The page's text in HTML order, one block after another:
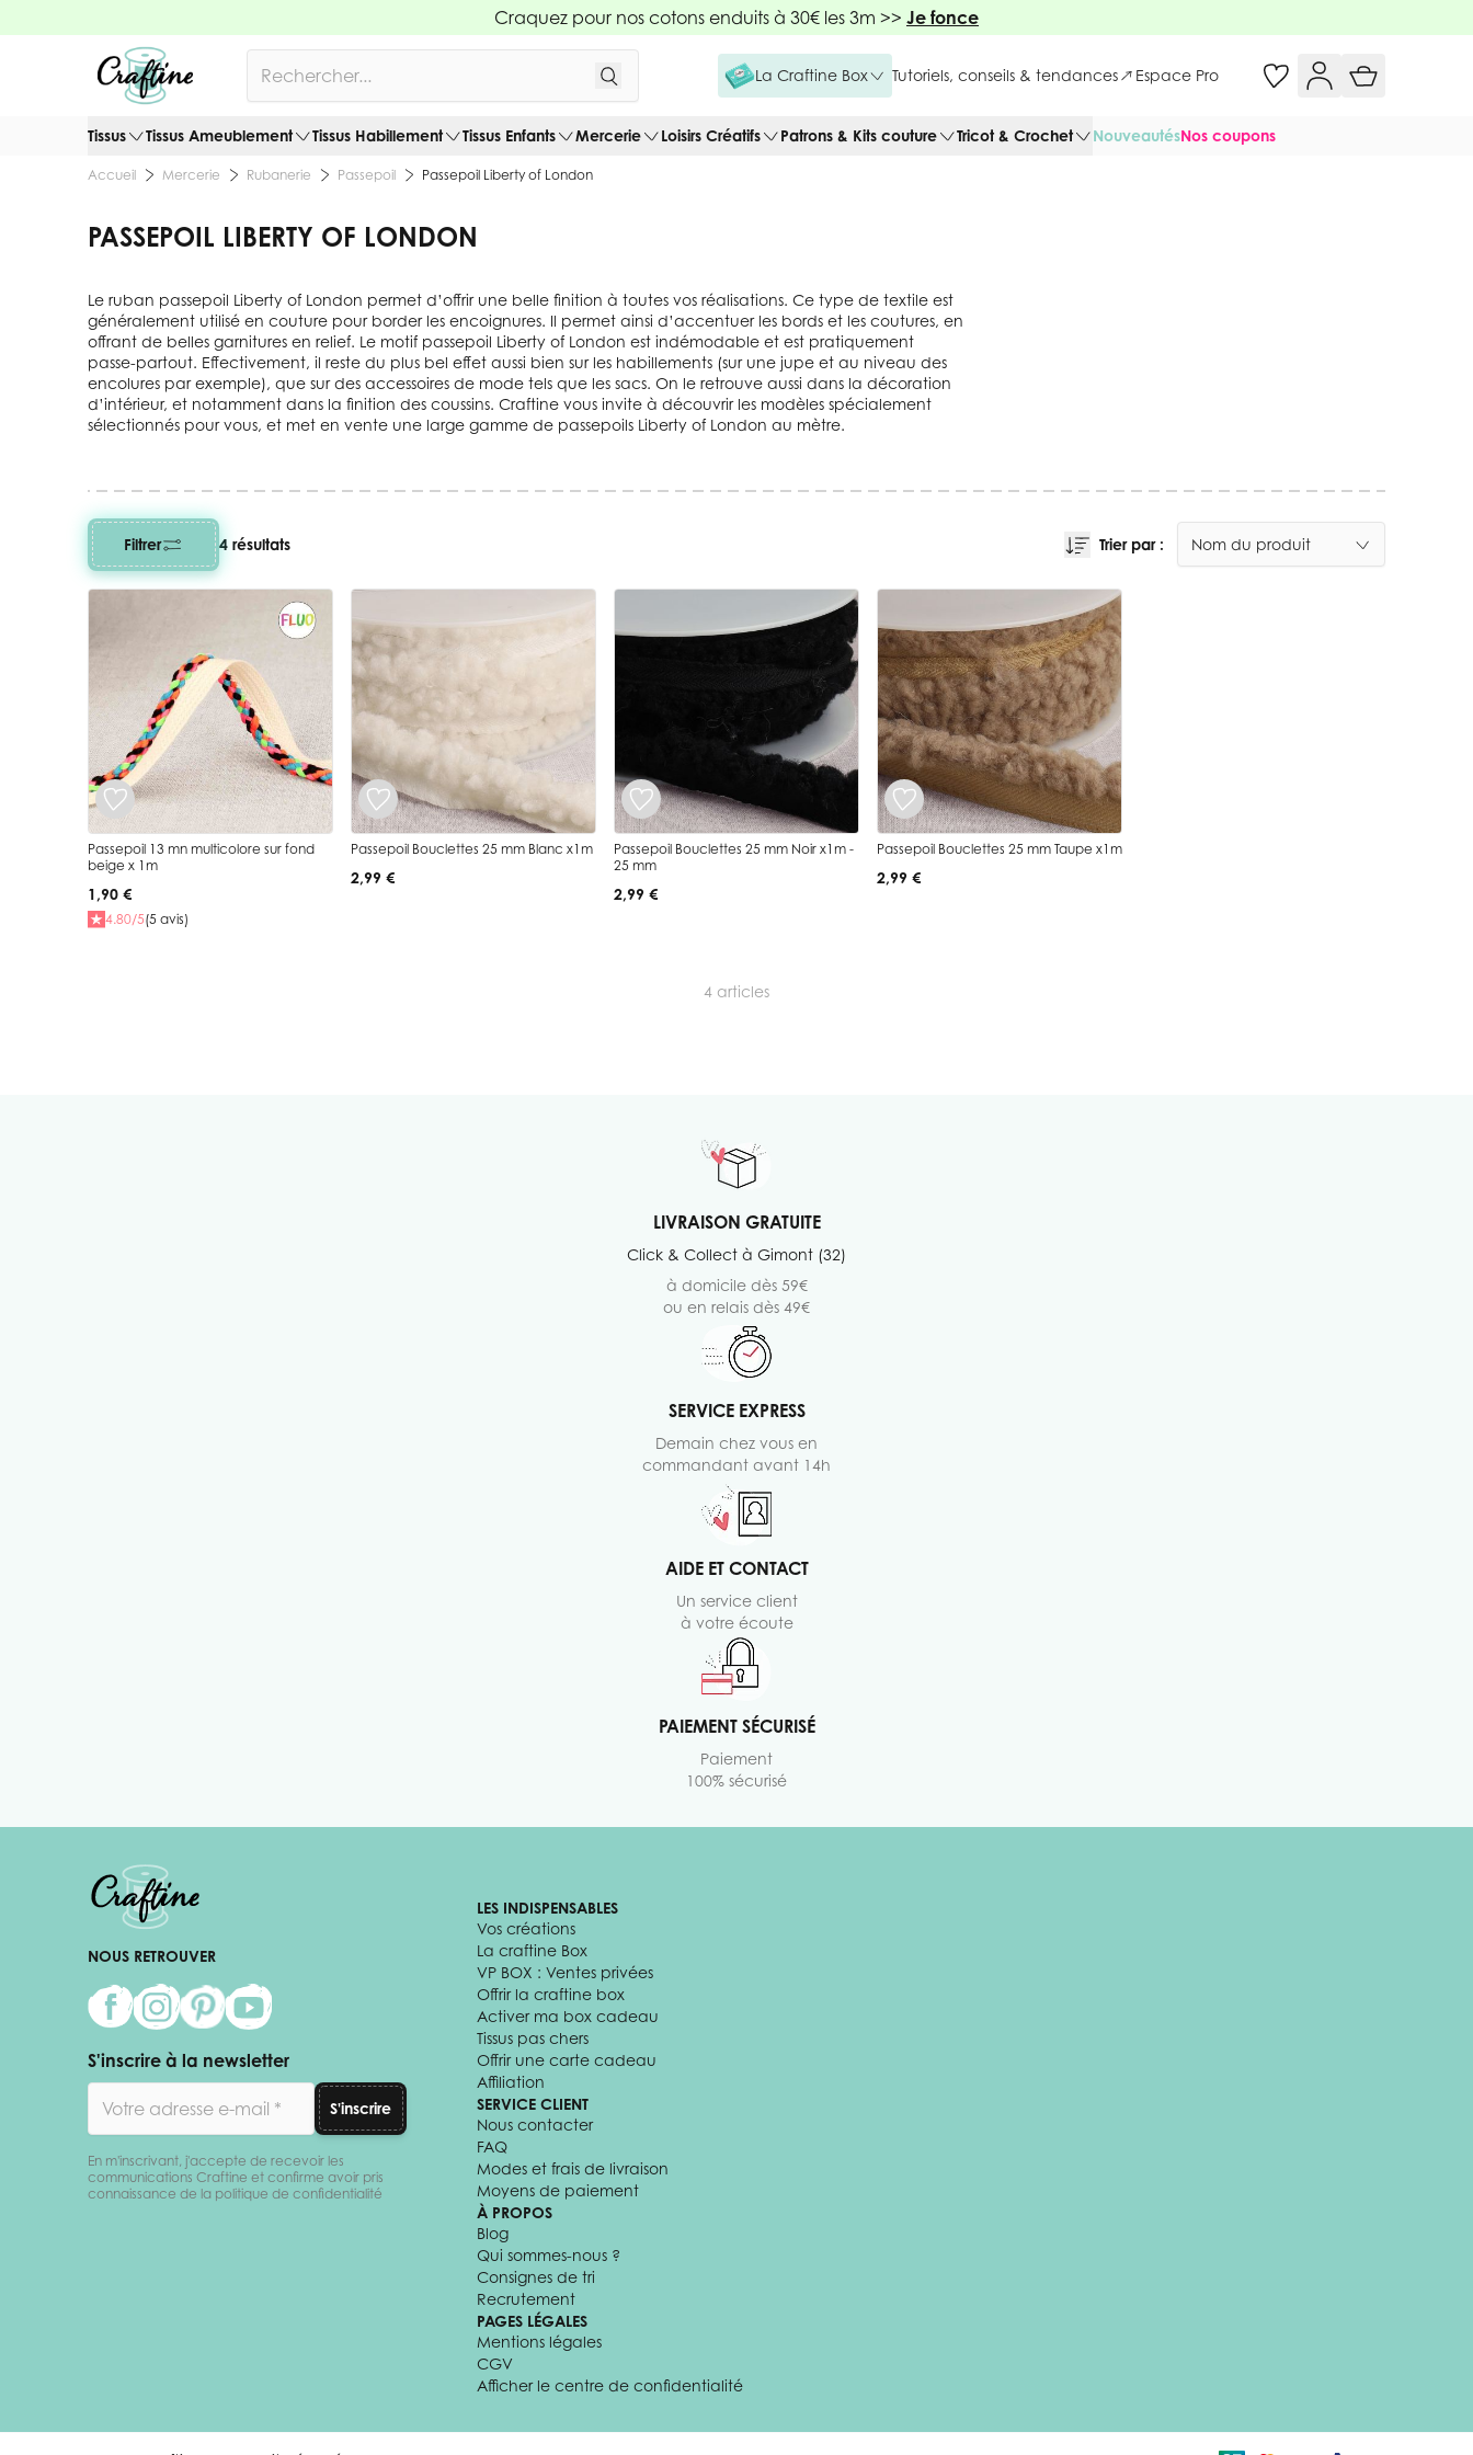
Craquez pour nos cotons enduits à 30€ les 3m >> Je fonce
La Craftine Box Tutoriels, conseils & tendances Espace Pro
Tissus Tissus Ameublement Tissus Habillement Tissus Enfants Mercerie Loisirs Créatifs Patrons & Kits couture Tricot & Crochet NouveautésNos coupons
Accueil Mercerie Rubanerie Passepoil Passepoil Liberty of London
PASSEPOIL LIBERTY OF LONDON
Le ruban passepoil Liberty of London permet d’offrir une belle finition à toutes vos réalisations. Ce type de textile est
généralement utilisé en couture pour border les encoignures. Il permet ainsi d’accentuer les bords et les coutures, en
offrant de belles garnitures en relief. Le motif passepoil Liberty of London est indémodable et est pratiquement
passe-partout. Effectivement, il reste du plus bel effet aussi bien sur les habillements (sur une jupe et au niveau des
encolures par exemple), que sur des accessoires de mode tels que les sacs. On le retrouve aussi dans la décoration
d’intérieur, et notamment dans la finition des coussins. Craftine vous invite à découvrir les modèles spécialement
sélectionnés pour vous, et met en vente une large gamme de passepoils Liberty of London au mètre.
Filtrer 4 résultats Trier par :
Passepoil 13 mn multicolore sur fond
beige x 1m
1,90 €
4.80/5(5 avis)
Passepoil Bouclettes 25 mm Blanc x1m
2,99 €
Passepoil Bouclettes 25 mm Noir x1m -
25 mm
2,99 €
Passepoil Bouclettes 25 mm Taupe x1m
2,99 €
4 articles
LIVRAISON GRATUITE
Click & Collect à Gimont (32)
à domicile dès 59€
ou en relais dès 49€
SERVICE EXPRESS
Demain chez vous en
commandant avant 14h
AIDE ET CONTACT
Un service client
à votre écoute
PAIEMENT SÉCURISÉ
Paiement
100% sécurisé
NOUS RETROUVER
S'inscrire à la newsletter
S'inscrire
En m'inscrivant, j'accepte de recevoir les
communications Craftine et confirme avoir pris
connaissance de la politique de confidentialité
LES INDISPENSABLES
Vos créations
La craftine Box
VP BOX : Ventes privées
Offrir la craftine box
Activer ma box cadeau
Tissus pas chers
Offrir une carte cadeau
Affiliation
SERVICE CLIENT
Nous contacter
FAQ
Modes et frais de livraison
Moyens de paiement
À PROPOS
Blog
Qui sommes-nous ?
Consignes de tri
Recrutement
PAGES LÉGALES
Mentions légales
CGV
Afficher le centre de confidentialité